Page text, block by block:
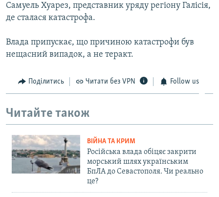
Самуель Хуарез, представник уряду регіону Галісія,
де сталася катастрофа.
Влада припускає, що причиною катастрофи був
нещасний випадок, а не теракт.
Поділитись Читати без VPN Follow us
Читайте також
ВІЙНА ТА КРИМ
Російська влада обіцяє закрити
морський шлях українським
БпЛА до Севастополя. Чи реально
це?